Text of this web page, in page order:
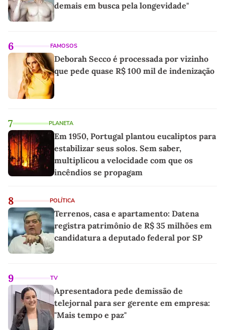
demais em busca pela longevidade"
6 FAMOSOS
Deborah Secco é processada por vizinho
que pede quase R$ 100 mil de indenização
7 PLANETA
Em 1950, Portugal plantou eucaliptos para
estabilizar seus solos. Sem saber,
multiplicou a velocidade com que os
incêndios se propagam
8 POLÍTICA
Terrenos, casa e apartamento: Datena
registra patrimônio de R$ 35 milhões em
candidatura a deputado federal por SP
9 TV
Apresentadora pede demissão de
telejornal para ser gerente em empresa:
"Mais tempo e paz"